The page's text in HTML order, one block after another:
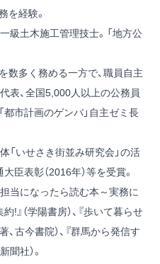
を経験。
一級土木施工管理技士。「地方公
数多く務める一方で、職員自主
表、全国5,000人以上の公務員
市計画のゲンバ」自主ゼミ長
「いせさき街並み研究会」の活
臣表彰（2016年）等を受賞。
当になったら読む本～実務に
!』 （学陽書房）、 『歩いて暮らせ
、古今書院）、 『群馬から発信す
聞社）。